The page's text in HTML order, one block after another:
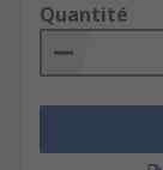
Quantité